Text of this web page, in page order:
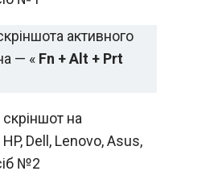
активного
— « Fn + Alt + Prt